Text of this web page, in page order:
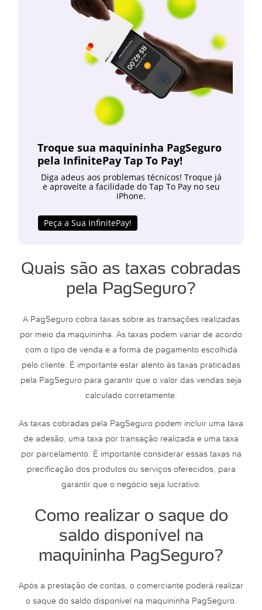
Troque sua maquininha PagSeguro
pela InfinitePay Tap To Pay!
Diga adeus aos problemas técnicos! Troque já
e aproveite a facilidade do Tap To Pay no seu
iPhone.
Peça a Sua InfinitePay!
Quais são as taxas cobradas
pela PagSeguro?
A PagSeguro cobra taxas sobre as transações realizadas
por meio da maquininha. As taxas podem variar de acordo
com o tipo de venda e a forma de pagamento escolhida
pelo cliente. É importante estar atento às taxas praticadas
pela PagSeguro para garantir que o valor das vendas seja
calculado corretamente.
As taxas cobradas pela PagSeguro podem incluir uma taxa
de adesão, uma taxa por transação realizada e uma taxa
por parcelamento. É importante considerar essas taxas na
precificação dos produtos ou serviços oferecidos, para
garantir que o negócio seja lucrativo.
Como realizar o saque do
saldo disponível na
maquininha PagSeguro?
Após a prestação de contas, o comerciante poderá realizar
o saque do saldo disponível na maquininha PagSeguro.